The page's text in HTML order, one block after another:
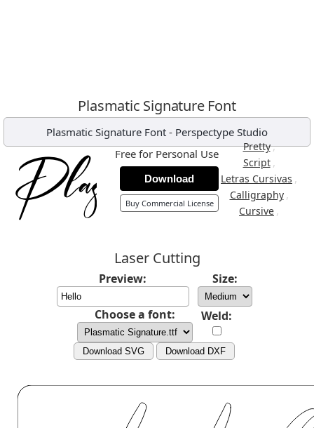
Plasmatic Signature Font
Plasmatic Signature Font - Perspectype Studio
Pretty,
Script ,
Letras Cursivas ,
Calligraphy ,
Cursive ,
Free for Personal Use
Download
Buy Commercial License
Laser Cutting
Preview: Size:
Choose a font: Weld:
Download SVG Download DXF